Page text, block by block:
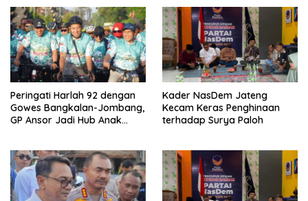
Peringati Harlah 92 dengan
Gowes Bangkalan-Jombang,
GP Ansor Jadi Hub Anak
Kader NasDem Jateng
Kecam Keras Penghinaan
terhadap Surya Paloh